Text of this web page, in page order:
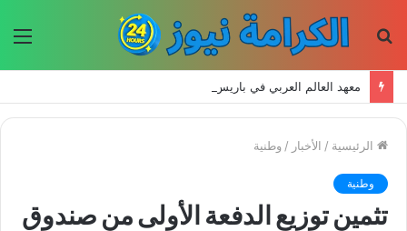
الرئيسية / الأخبار / وطنية
وطنية
تثمين توزيع الدفعة الأولى من صندوق